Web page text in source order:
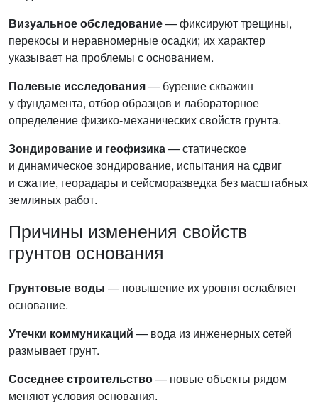
Визуальное обследование— фиксируют трещины,
перекосы и неравномерные осадки; их характер
указывает на проблемы с основанием.
Полевые исследования— бурение скважин
у фундамента, отбор образцов и лабораторное
определение физико-механических свойств грунта.
Зондирование и геофизика— статическое
и динамическое зондирование, испытания на сдвиг
и сжатие, георадары и сейсморазведка без масштабных
земляных работ.
Причины изменения свойств
грунтов основания
Грунтовые воды — повышение их уровня ослабляет
основание.
Утечки коммуникаций — вода из инженерных сетей
размывает грунт.
Соседнее строительство— новые объекты рядом
меняют условия основания.